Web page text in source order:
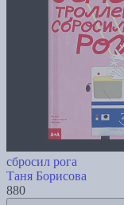
сбросил рога
Таня Борисова
880